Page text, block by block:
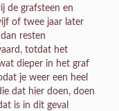
de grafsteen en
of twee jaar later
resten
totdat het
dieper in het graf
je weer een heel
dat hier doen, doen
is in dit geval